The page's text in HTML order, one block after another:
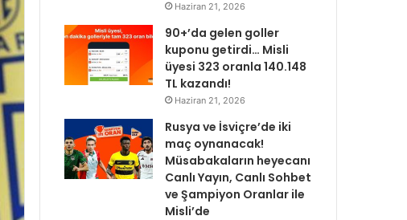
Haziran 21, 2026
90+’da gelen goller
kuponu getirdi… Misli
üyesi 323 oranla 140.148
TL kazandı!
Haziran 21, 2026
Rusya ve İsviçre’de iki
maç oynanacak!
Müsabakaların heyecanı
Canlı Yayın, Canlı Sohbet
ve Şampiyon Oranlar ile
Misli’de